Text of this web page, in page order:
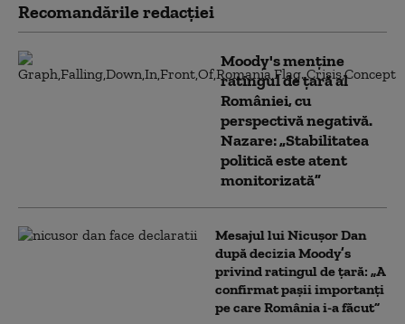
Recomandările redacţiei
Moody's menține
ratingul de țară al
României, cu
perspectivă negativă.
Nazare: „Stabilitatea
politică este atent
monitorizată”
Mesajul lui Nicușor Dan
după decizia Moody’s
privind ratingul de țară: „A
confirmat pașii importanți
pe care România i-a făcut”